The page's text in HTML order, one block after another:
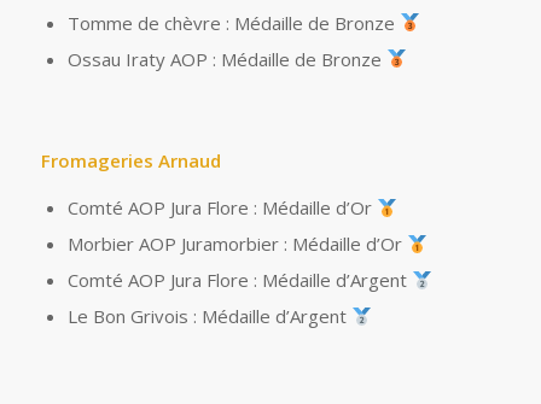
Tomme de chèvre : Médaille de Bronze
Ossau Iraty AOP : Médaille de Bronze
Fromageries Arnaud
Comté AOP Jura Flore : Médaille d’Or
Morbier AOP Juramorbier : Médaille d’Or
Comté AOP Jura Flore : Médaille d’Argent
Le Bon Grivois : Médaille d’Argent